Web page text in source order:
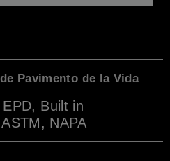
Pavimento de la Vida